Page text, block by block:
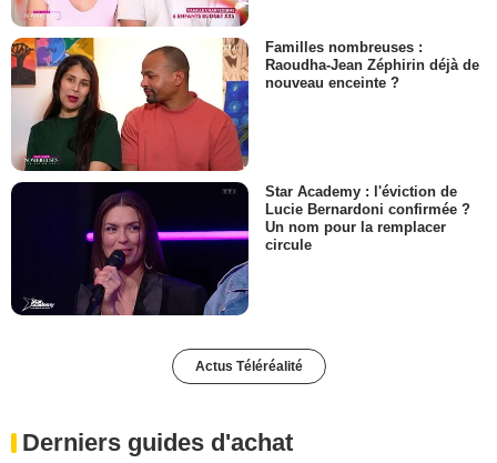
Familles nombreuses :
Raoudha-Jean Zéphirin déjà de
nouveau enceinte ?
Star Academy : l'éviction de
Lucie Bernardoni confirmée ?
Un nom pour la remplacer
circule
Actus Téléréalité
Derniers guides d'achat